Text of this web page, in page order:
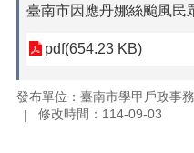
臺南市因應丹娜絲颱風民
pdf(654.23 KB)
發布單位：臺南市學甲戶政事
修改時間：114-09-03